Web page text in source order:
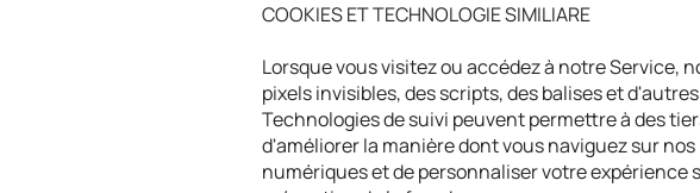
COOKIES ET TECHNOLOGIE SIMILIARE
Lorsque vous visitez ou accédez à notre Service,
pixels invisibles, des scripts, des balises et
Technologies de suivi peuvent permettre à des
d'améliorer la manière dont vous naviguez sur
numériques et de personnaliser votre expérience